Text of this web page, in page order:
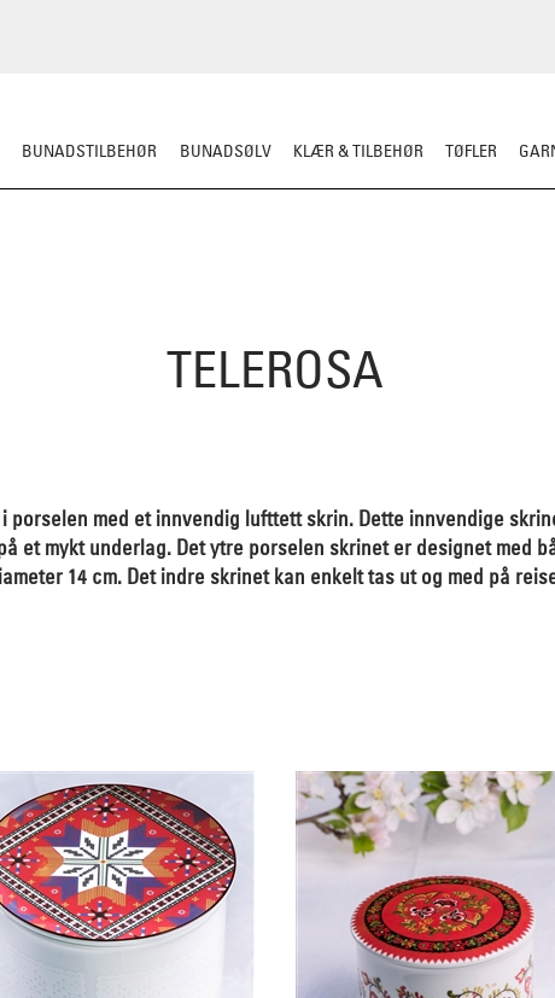
BUNADSTILBEHØR BUNADSØLV KLÆR & TILBEHØR TØFLER
TELEROSA
med et innvendig lufttett skrin. Dette innvendige
et mykt underlag. Det ytre porselen skrinet er designet med
14 cm. Det indre skrinet kan enkelt tas ut og med på